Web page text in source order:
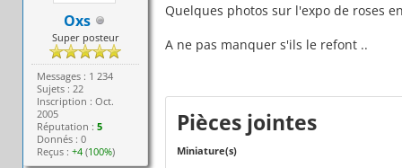
Oxs
Super posteur
Messages : 1 234
Sujets : 22
Inscription : Oct.
2005
Réputation :5
Donnés : 0
Reçus :+4 (100%)
Quelques photos sur l'expo de roses
A ne pas manquer s'ils le refont ..
Pièces jointes
Miniature(s)